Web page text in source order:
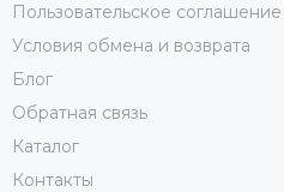
Пользовательское соглашение
Условия обмена и возврата
Блог
Обратная связь
Каталог
Контакты